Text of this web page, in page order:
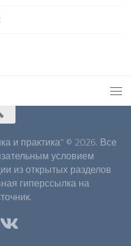
и практика" © 2026. Все
условием
из открытых разделов
гиперссылка на